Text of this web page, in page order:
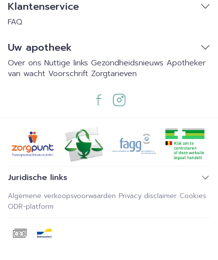
Klantenservice
FAQ
Uw apotheek
Over ons Nuttige links Gezondheidsnieuws Apotheker
van wacht Voorschrift Zorgtarieven
Juridische links
Algemene verkoopsvoorwaarden Privacy disclaimer Cookies
ODR-platform